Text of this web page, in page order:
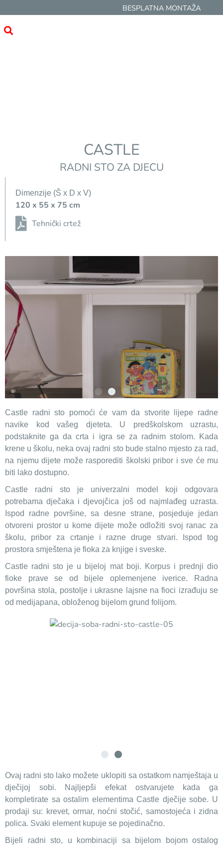
BESPLATNA MONTAŽA
CASTLE
RADNI STO ZA DJECU
Dimenzije (Š x D x V)
120 x 55 x 75 cm
Tehnički crtež
Castle radni sto pomoći će vam da stvorite lijepe radne
navike kod vašeg djeteta. U predškolskom uzrastu,
podstaknite ga da crta i igra se za radnim stolom. Kada
krene u školu, neka ovaj radni sto bude stalno mjesto za rad,
na njemu dijete može rasporediti školski pribor i sve će mu
biti lako dostupno.
Castle radni sto je univerzalni model koji odgovara
potrebama dječaka i djevojčica još od najmlađeg uzrasta.
Ispod radne površine, sa desne strane, posjeduje jedan
otvoreni prostor u kome dijete može odložiti svoj ranac za
školu, pribor za crtanje i razne druge stvari. Ispod tog
prostora smještena je fioka za knjige i sveske.
Castle radni sto je u bijeloj mat boji. Korpus i prednji dio
fioke prave se od bijele oplemenjene iverice. Radna
površina stola, postolje i ukrasne lajsne na fioci izrađuju se
od medijapana, obloženog bijelom grund folijom.
Ovaj radni sto lako možete uklopiti sa ostatkom namještaja u
dječijoj sobi. Najljepši efekat ostvarujete kada ga
kompletirate sa ostalim elementima Castle dječije sobe. U
prodaji su: krevet, ormar, noćni stočić, samostojeća i zidna
polica. Svaki element kupuje se pojedinačno.
Bijeli radni sto, u kombinaciji sa bijelom bojom ostalog